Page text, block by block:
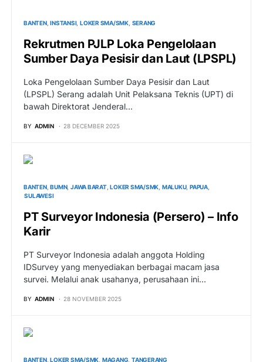
BANTEN INSTANSI LOKER SMA/SMK SERANG
Rekrutmen PJLP Loka Pengelolaan
Sumber Daya Pesisir dan Laut (LPSPL)
Loka Pengelolaan Sumber Daya Pesisir dan Laut
(LPSPL) Serang adalah Unit Pelaksana Teknis (UPT) di
bawah Direktorat Jenderal…
BY ADMIN 28 DECEMBER 2025
BANTEN BUMN JAWA BARAT LOKER SMA/SMK MALUKU PAPUA
SULAWESI
PT Surveyor Indonesia (Persero) – Info
Karir
PT Surveyor Indonesia adalah anggota Holding
IDSurvey yang menyediakan berbagai macam jasa
survei. Melalui anak usahanya, perusahaan ini…
BY ADMIN 28 NOVEMBER 2025
BANTEN LOKER SMA/SMK MAGANG TANGERANG